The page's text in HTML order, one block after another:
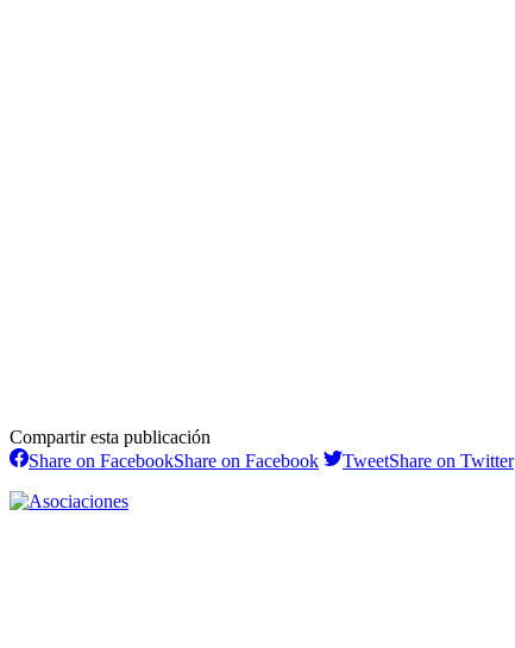
Compartir esta publicación
Share on FacebookShare on Facebook TweetShare on Twitter